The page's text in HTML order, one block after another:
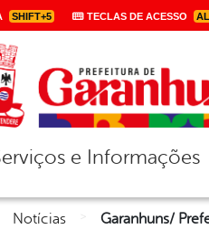
SHIFT+5 TECLAS DE ACESSO
menu principal de navegação
e Informações
aqui:
Notícias